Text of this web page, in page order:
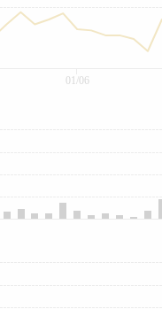
01/06